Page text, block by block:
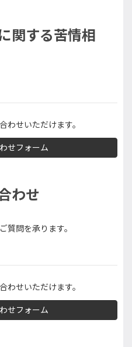
関する苦情相
わせいただけます。
せフォーム
わせ
質問を承ります。
わせいただけます。
せフォーム